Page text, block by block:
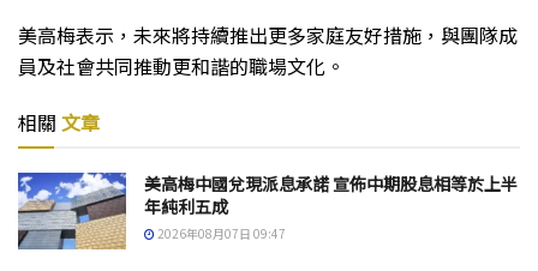
美高梅表示，未來將持續推出更多家庭友好措施，與團隊成
員及社會共同推動更和諧的職場文化。
相關 文章
美高梅中國兌現派息承諾 宣佈中期股息相等於上半
年純利五成
2026年08月07日 09:47